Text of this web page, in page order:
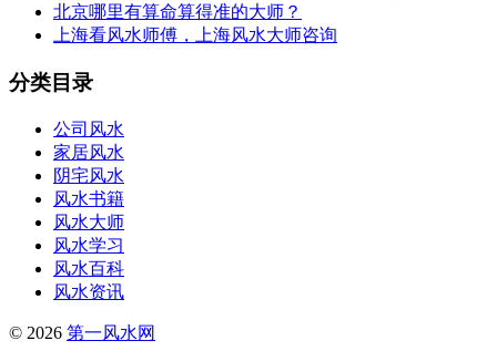
北京哪里有算命算得准的大师？
上海看风水师傅，上海风水大师咨询
分类目录
公司风水
家居风水
阴宅风水
风水书籍
风水大师
风水学习
风水百科
风水资讯
© 2026 第一风水网